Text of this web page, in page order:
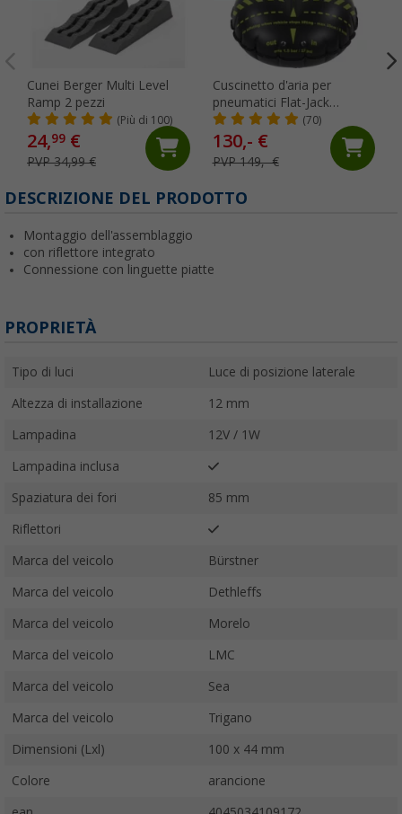
Cunei Berger Multi Level
Ramp 2 pezzi
(Più di 100)
24,99 €
PVP 34,99 €
Cuscinetto d'aria per
pneumatici Flat-Jack
Camper 2.0 per veicoli fino
a 6 tonnellate e fino a 305
mm di larghezza del
pneumatico
(70)
130,- €
PVP 149,- €
DESCRIZIONE DEL PRODOTTO
Montaggio dell'assemblaggio
con riflettore integrato
Connessione con linguette piatte
PROPRIETÀ
Tipo di luci Luce di posizione laterale
Altezza di installazione 12 mm
Lampadina 12V / 1W
Lampadina inclusa
Spaziatura dei fori 85 mm
Riflettori
Marca del veicolo Bürstner
Marca del veicolo Dethleffs
Marca del veicolo Morelo
Marca del veicolo LMC
Marca del veicolo Sea
Marca del veicolo Trigano
Dimensioni (Lxl) 100 x 44 mm
Colore arancione